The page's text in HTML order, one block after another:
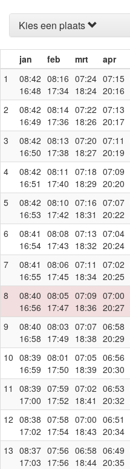
Kies een plaats
jan feb mrt apr
1
08:42
16:48
08:16
17:34
07:24
18:24
07:15
20:16
2
08:42
16:49
08:14
17:36
07:22
18:26
07:13
20:17
3
08:42
16:50
08:13
17:38
07:20
18:27
07:11
20:19
4
08:42
16:51
08:11
17:40
07:18
18:29
07:09
20:20
5
08:42
16:53
08:10
17:42
07:16
18:31
07:07
20:22
6
08:41
16:54
08:08
17:43
07:13
18:32
07:04
20:24
7
08:41
16:55
08:06
17:45
07:11
18:34
07:02
20:25
8
08:40
16:56
08:05
17:47
07:09
18:36
07:00
20:27
9
08:40
16:58
08:03
17:49
07:07
18:38
06:58
20:29
10 08:39
16:59
08:01
17:50
07:05
18:39
06:56
20:30
11
08:39
17:00
07:59
17:52
07:02
18:41
06:53
20:32
12 08:38
17:02
07:58
17:54
07:00
18:43
06:51
20:34
13 08:37
17:03
07:56
17:56
06:58
18:44
06:49
20:35